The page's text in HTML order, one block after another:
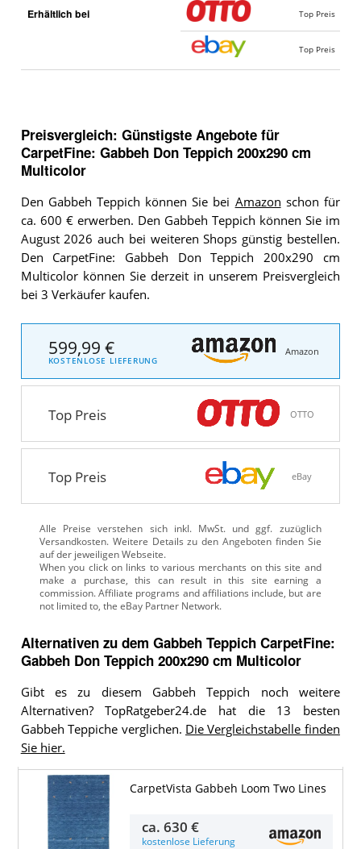
Erhältlich bei Top Preis
Top Preis
Preisvergleich: Günstigste Angebote für
CarpetFine: Gabbeh Don Teppich 200x290 cm
Multicolor
Den Gabbeh Teppich können Sie bei Amazon schon für
ca. 600 € erwerben. Den Gabbeh Teppich können Sie im
August 2026 auch bei weiteren Shops günstig bestellen.
Den CarpetFine: Gabbeh Don Teppich 200x290 cm
Multicolor können Sie derzeit in unserem Preisvergleich
bei 3 Verkäufer kaufen.
599,99 €
KOSTENLOSE LIEFERUNG
Amazon
Top Preis OTTO
Top Preis eBay
Alle Preise verstehen sich inkl. MwSt. und ggf. zuzüglich
Versandkosten. Weitere Details zu den Angeboten finden Sie
auf der jeweiligen Webseite.
Alternativen zu dem Gabbeh Teppich CarpetFine:
Gabbeh Don Teppich 200x290 cm Multicolor
Gibt es zu diesem Gabbeh Teppich noch weitere
Alternativen? TopRatgeber24.de hat die 13 besten
Gabbeh Teppiche verglichen. Die Vergleichstabelle finden
Sie hier.
CarpetVista Gabbeh Loom Two Lines
ca.630 €
kostenlose Lieferung